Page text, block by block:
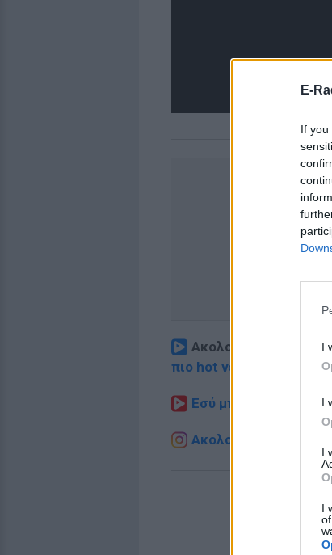
E-
If
I
I
I
I
Ακολουθήστε το E-
πιο hot νέα
Εσύ μπήκες στο E-
Ακολουθήστε το E-